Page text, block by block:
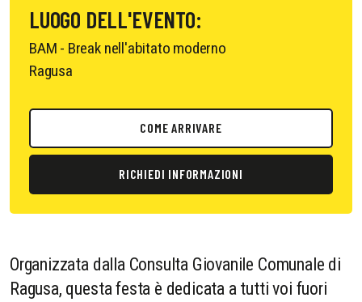
LUOGO DELL'EVENTO:
BAM - Break nell'abitato moderno
Ragusa
COME ARRIVARE
RICHIEDI INFORMAZIONI
Organizzata dalla Consulta Giovanile Comunale di
Ragusa, questa festa è dedicata a tutti voi fuori